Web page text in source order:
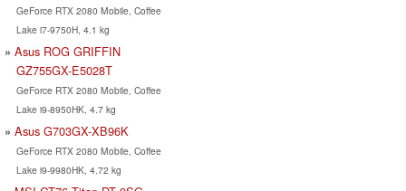
GeForce RTX 2080 Mobile, Coffee
Lake i7-9750H, 4.1 kg
Asus ROG GRIFFIN
GZ755GX-E5028T
GeForce RTX 2080 Mobile, Coffee
Lake i9-8950HK, 4.7 kg
Asus G703GX-XB96K
GeForce RTX 2080 Mobile, Coffee
Lake i9-9980HK, 4.72 kg